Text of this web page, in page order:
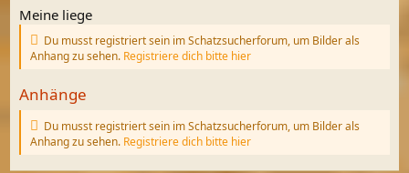
:
Meine liege
Du musst registriert sein im Schatzsucherforum, um Bilder als
Anhang zu sehen. Registriere dich bitte hier
Anhänge
Du musst registriert sein im Schatzsucherforum, um Bilder als
Anhang zu sehen. Registriere dich bitte hier